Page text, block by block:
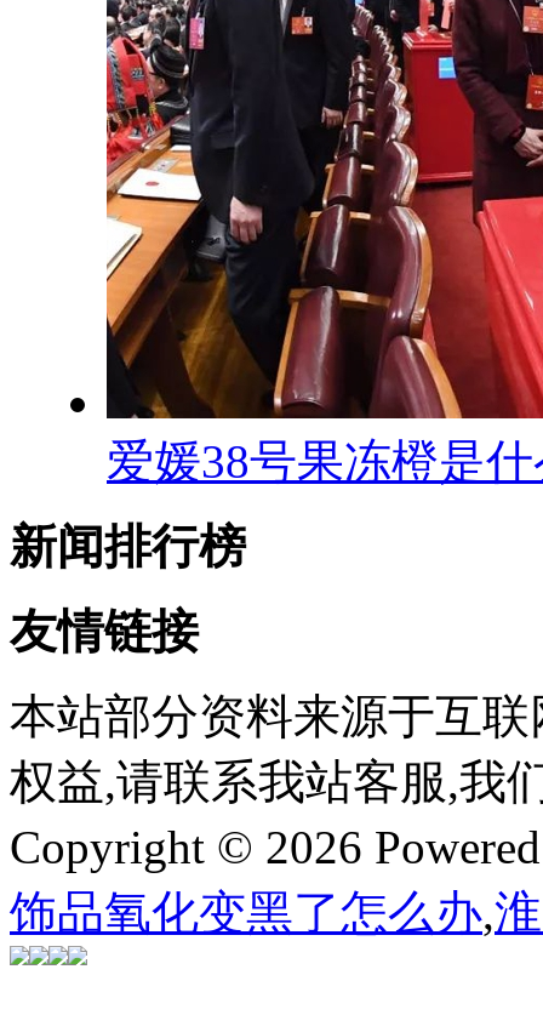
爱媛38号果冻橙是
新闻排行榜
友情链接
本站部分资料来源于互
权益,请联系我站客服,我
Copyright © 2026
饰品氧化变黑了怎么办,